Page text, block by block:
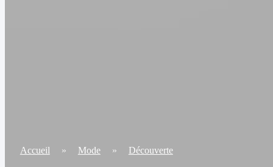
Accueil » Mode » Découverte